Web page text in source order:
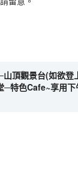
頂觀景台(如欲登
─特色Cafe~享用